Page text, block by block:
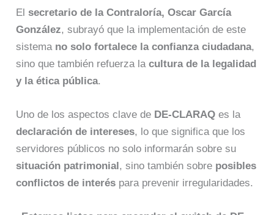
Elsecretario de la Contraloría, Oscar García
González, subrayó que la implementación de este
sistema no solo fortalece la confianza ciudadana,
sino que también refuerza lacultura de la legalidad
y la ética pública.
Uno de los aspectos clave de DE-CLARAQ es la
declaración de intereses, lo que significa que los
servidores públicos no solo informarán sobre su
situación patrimonial, sino también sobre posibles
conflictos de interés para prevenir irregularidades.